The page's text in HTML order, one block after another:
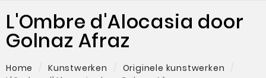
L'Ombre d'Alocasia door
Golnaz Afraz
Home Kunstwerken
Originele kunstwerken